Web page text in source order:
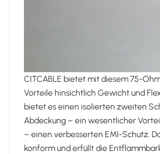
CITCABLE bietet mit diesem 75-
Vorteile hinsichtlich Gewicht und
bietet es einen isolierten zweiten
Abdeckung – ein wesentlicher
– einen verbesserten EMI-Schutz.
konform und erfüllt die